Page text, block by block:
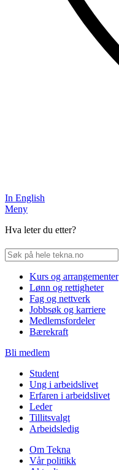
In English
Meny
Hva leter du etter?
Kurs og arrangementer
Lønn og rettigheter
Fag og nettverk
Jobbsøk og karriere
Medlemsfordeler
Bærekraft
Bli medlem
Student
Ung i arbeidslivet
Erfaren i arbeidslivet
Leder
Tillitsvalgt
Arbeidsledig
Om Tekna
Vår politikk